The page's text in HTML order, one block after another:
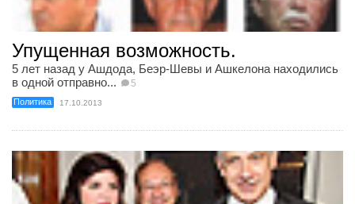
Упущенная возможность.
5 лет назад у Ашдода, Беэр-Шевы и Ашкелона находились
в одной отправно...
5
Политика 17.10.2013